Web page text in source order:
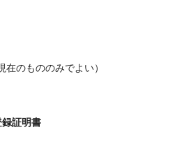
のもののみでよい）
証明書